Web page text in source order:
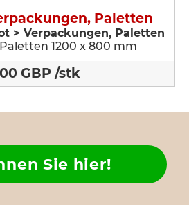
Paletten
> Verpackungen, Paletten
1200 x 800 mm
GBP /stk
Sie hier!